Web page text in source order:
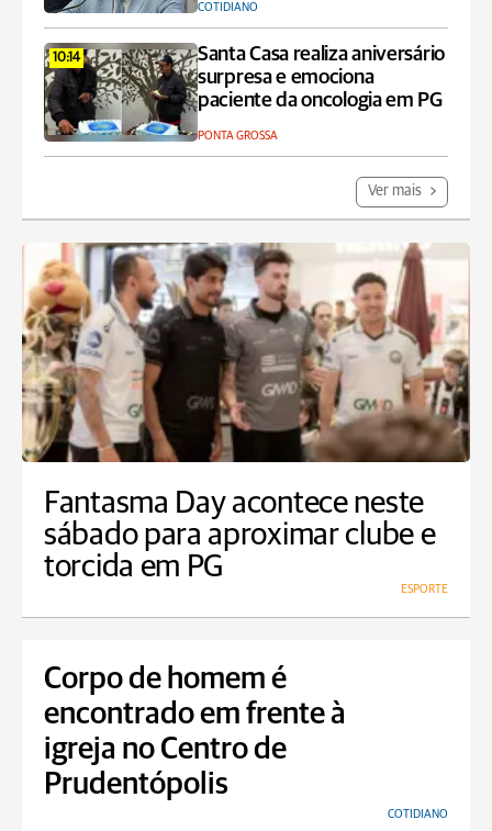
COTIDIANO
10:14
Santa Casa realiza aniversário
surpresa e emociona
paciente da oncologia em PG
PONTA GROSSA
Ver mais
Fantasma Day acontece neste
sábado para aproximar clube e
torcida em PG
ESPORTE
Corpo de homem é
encontrado em frente à
igreja no Centro de
Prudentópolis
COTIDIANO